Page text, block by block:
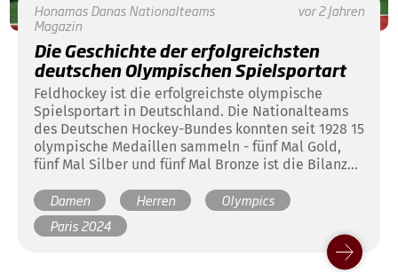
HonamasDanasNationalteams
Magazin
vor 2 Jahren
Die Geschichte der erfolgreichsten
deutschen Olympischen Spielsportart
Feldhockey ist die erfolgreichste olympische
Spielsportart in Deutschland. Die Nationalteams
des Deutschen Hockey-Bundes konnten seit 1928 15
olympische Medaillen sammeln - fünf Mal Gold,
fünf Mal Silber und fünf Mal Bronze ist die Bilanz
über die bisherige Geschichte des Hockeysports
bei Olympischen Spielen und die Medaillen des
DHB bei Olympischen Spielen.
Damen Herren
Olympics
Paris 2024